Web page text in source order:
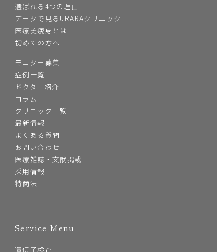
選ばれる4つの理由
データで見るURARAクリニック
医療美痩身とは
初めての方へ
モニター募集
症例一覧
ドクター紹介
コラム
クリニック一覧
最新情報
よくある質問
お問い合わせ
医療雑誌・文献掲載
採用情報
特商法
Service Menu
遺伝子検査